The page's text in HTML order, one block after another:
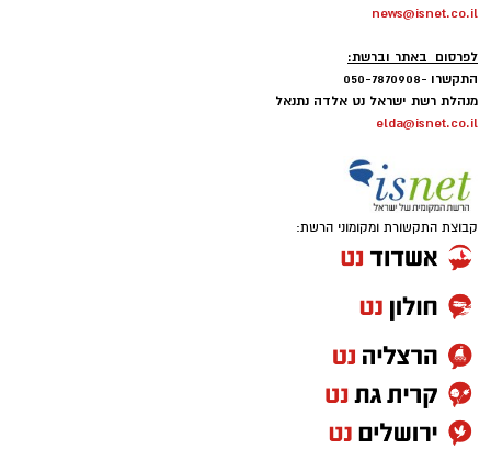
news@isnet.co.il
לפרסום באתר וברשת:
התקשרו -050-7870908
מנהלת רשת ישראל נט אלדה נתנאל
elda@isnet.co.il
קבוצת התקשורת ומקומוני הרשת: